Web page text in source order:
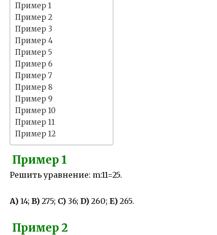
Пример 1
Пример 2
Пример 3
Пример 4
Пример 5
Пример 6
Пример 7
Пример 8
Пример 9
Пример 10
Пример 11
Пример 12
Пример 1
Решить уравнение: m:11=25.
A) 14; B) 275; C) 36; D) 260; E) 265.
Пример 2